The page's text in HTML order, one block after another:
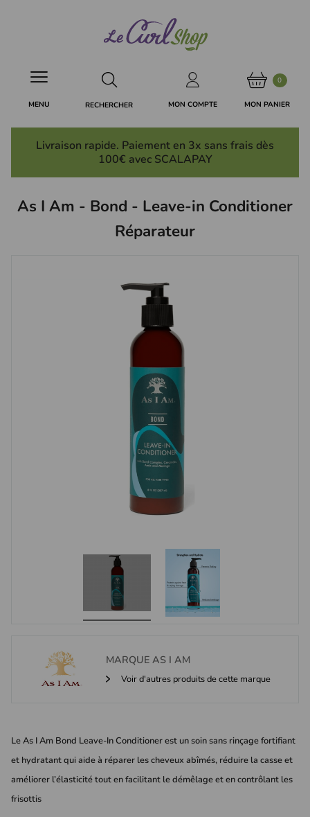
MON COMPTE
0
MON PANIER
RECHERCHER
MENU
Livraison rapide. Paiement en 3x sans frais dès
100€ avec SCALAPAY
As I Am - Bond - Leave-in Conditioner
Réparateur
MARQUEAS I AM
Voir d'autres produits de cette marque
Le As I Am Bond Leave-In Conditioner est un soin sans rinçage fortifiant
et hydratant qui aide à réparer les cheveux abîmés, réduire la casse et
améliorer l’élasticité tout en facilitant le démêlage et en contrôlant les
frisottis